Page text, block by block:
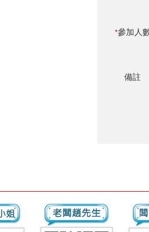
*參加人
備註